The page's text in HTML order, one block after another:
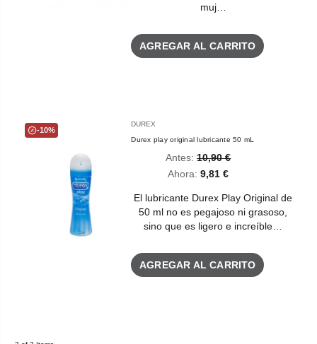
muj…
AGREGAR AL CARRITO
-10%
DUREX
Durex play original lubricante 50 mL
Ahora: 9,81 €
Antes: 10,90 €
El lubricante Durex Play Original de
50 ml no es pegajoso ni grasoso,
sino que es ligero e increíble…
AGREGAR AL CARRITO